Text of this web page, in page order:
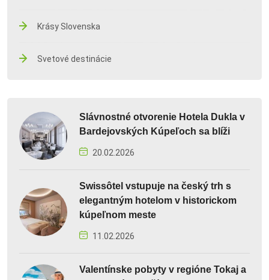
Krásy Slovenska
Svetové destinácie
Slávnostné otvorenie Hotela Dukla v
Bardejovských Kúpeľoch sa blíži
20.02.2026
Swissôtel vstupuje na český trh s
elegantným hotelom v historickom
kúpeľnom meste
11.02.2026
Valentínske pobyty v regióne Tokaj a